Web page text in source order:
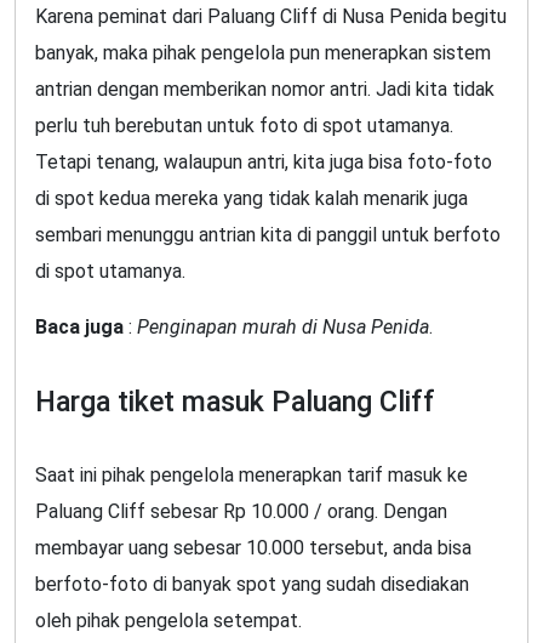
Karena peminat dari Paluang Cliff di Nusa Penida begitu
banyak, maka pihak pengelola pun menerapkan sistem
antrian dengan memberikan nomor antri. Jadi kita tidak
perlu tuh berebutan untuk foto di spot utamanya.
Tetapi tenang, walaupun antri, kita juga bisa foto-foto
di spot kedua mereka yang tidak kalah menarik juga
sembari menunggu antrian kita di panggil untuk berfoto
di spot utamanya.
Baca juga : Penginapan murah di Nusa Penida.
Harga tiket masuk Paluang Cliff
Saat ini pihak pengelola menerapkan tarif masuk ke
Paluang Cliff sebesar Rp 10.000 / orang. Dengan
membayar uang sebesar 10.000 tersebut, anda bisa
berfoto-foto di banyak spot yang sudah disediakan
oleh pihak pengelola setempat.